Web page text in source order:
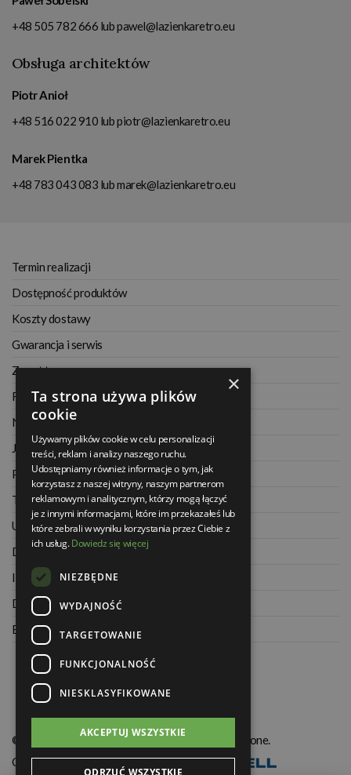
+48 505 782 666 lubpawel@lazienkaretro.eu
Obsługa architektów
Piotr Anioł
+48 516 022 910 lubpiotr@lazienkaretro.eu
Marek Pientka
+48 783 043 083 lubmarek@lazienkaretro.eu
Termin realizacji
Dostępność produktów
Koszty dostawy
Gwarancja i serwis
Zwrot towaru
Regulamin
Najczęściej zadawane pytania
Jak kupować na raty
Polityka prywatności
Twoje zamówienia
Ustawienia konta
Dane kontaktowe
Informacje o firmie
Dla architektów
Blog
© Świat Łazienek XXI w. Wszelkie prawa zastrzeżone.
Oprogramowanie KQS.store:Realizacja
×
Ta strona używa plików
cookie
Używamy plików cookie w celu personalizacji
treści, reklam i analizy naszego ruchu.
Udostępniamy również informacje o tym, jak
korzystasz z naszej witryny, naszym partnerom
reklamowym i analitycznym, którzy mogą łączyć
je z innymi informacjami, które im przekazałeś lub
które zebrali w wyniku korzystania przez Ciebie z
ich usług.Dowiedz się więcej
NIEZBĘDNE
WYDAJNOŚĆ
TARGETOWANIE
FUNKCJONALNOŚĆ
NIESKLASYFIKOWANE
AKCEPTUJ WSZYSTKIE
ODRZUĆ WSZYSTKIE